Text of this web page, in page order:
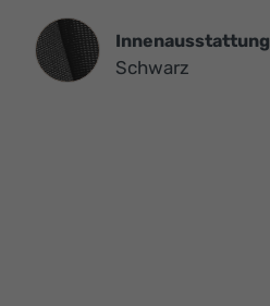
InnenausstattungInnenausstattung
Schwarz